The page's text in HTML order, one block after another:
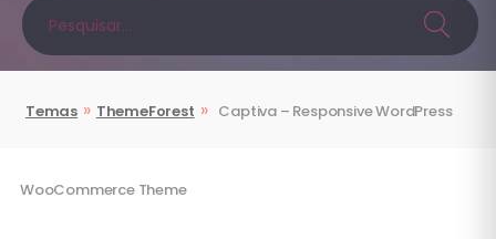
Temas » ThemeForest » Captiva – Responsive WordPress
WooCommerce Theme